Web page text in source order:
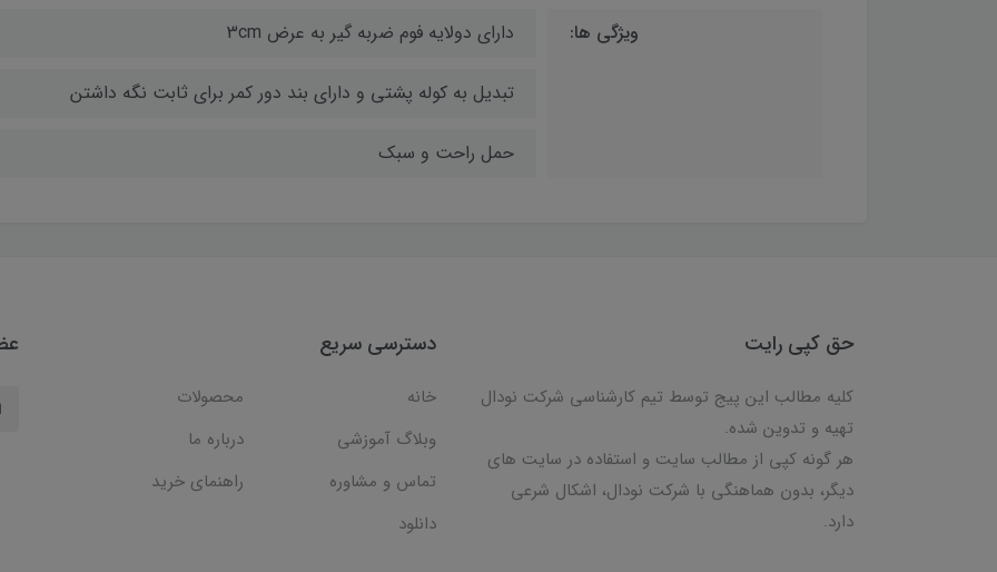
ویژگی ها: دارای دولایه فوم ضربه گیر به عرض 3cm
تبدیل به کوله پشتی و دارای بند دور کمر برای ثابت نگه داشتن
حمل راحت و سبک
حق کپی رایت
کلیه مطالب این پیج توسط تیم کارشناسی شرکت نودال
تهیه و تدوین شده.
هر گونه کپی از مطالب سایت و استفاده در سایت های
دیگر، بدون هماهنگی با شرکت نودال، اشکال شرعی
دارد.
دسترسی سریع
خانه
محصولات
وبلاگ آموزشی
درباره ما
تماس و مشاوره
راهنمای خرید
دانلود